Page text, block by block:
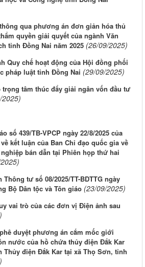
qua phương án đơn giản hóa thủ
quyền giải quyết của ngành Văn
tỉnh Đồng Nai năm 2025 (26/09/2025)
Quy chế hoạt động của Hội đồng phối
pháp luật tỉnh Đồng Nai (29/09/2025)
tâm thúc đẩy giải ngân vốn đầu tư
2025)
số 439/TB-VPCP ngày 22/8/2025 của
kết luận của Ban Chỉ đạo quốc gia về
bán dẫn tại Phiên họp thứ hai
tư số 08/2025/TT-BDTTG ngày
Bộ Dân tộc và Tôn giáo (23/09/2025)
vai trò của các đơn vị Điện ảnh sau
duyệt phương án cắm mốc giới
nước của hồ chứa thủy điện Đắk Kar
Thủy điện Đắk Kar tại xã Thọ Sơn, tỉnh